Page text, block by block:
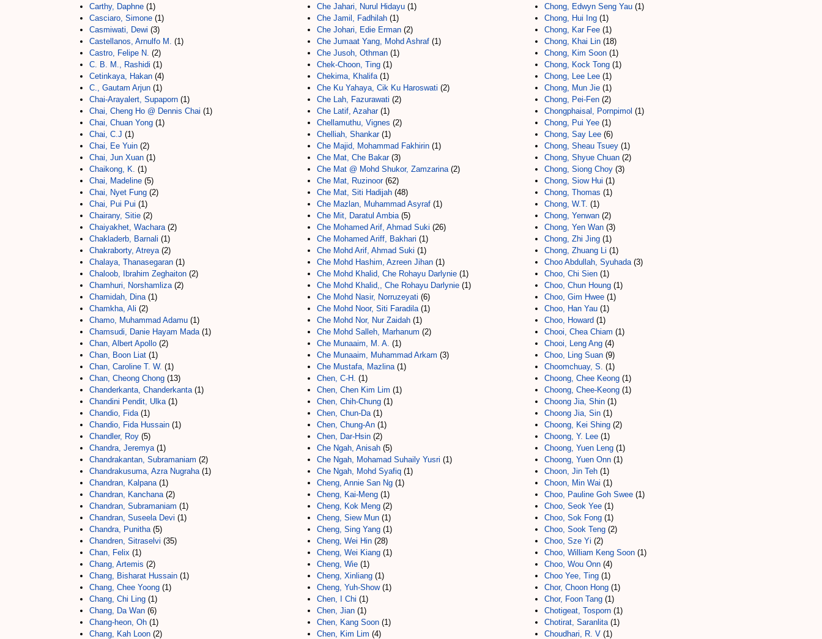
Carthy, Daphne (1)
Casciaro, Simone (1)
Casmiwati, Dewi (3)
Castellanos, Arnulfo M.
(1)
Castro, Felipe N. (2)
C. B. M., Rashidi (1)
Cetinkaya, Hakan (4)
C., Gautam Arjun (1)
Chai-Arayalert, Supaporn (1)
Chai, Cheng Ho @ Dennis Chai (1)
Chai, Chuan Yong (1)
Chai, C.J (1)
Chai, Ee Yuin (2)
Chai, Jun Xuan (1)
Chaikong, K. (1)
Chai, Madeline (5)
Chai, Nyet Fung (2)
Chai, Pui Pui (1)
Chairany, Sitie (2)
Chaiyakhet, Wachara (2)
Chakladerb, Barnali (1)
Chakraborty, Atreya (2)
Chalaya, Thanasegaran (1)
Chaloob, Ibrahim Zeghaiton (2)
Chamhuri, Norshamliza (2)
Chamidah, Dina (1)
Chamkha, Ali (2)
Chamo, Muhammad Adamu (1)
Chamsudi, Danie Hayam Mada (1)
Chan, Albert Apollo (2)
Chan, Boon Liat (1)
Chan, Caroline T. W. (1)
Chan, Cheong Chong (13)
Chanderkanta, Chanderkanta (1)
Chandini Pendit, Ulka (1)
Chandio, Fida (1)
Chandio, Fida Hussain (1)
Chandler, Roy (5)
Chandra, Jeremya (1)
Chandrakantan, Subramaniam (2)
Chandrakusuma, Azra Nugraha (1)
Chandran, Kalpana (1)
Chandran, Kanchana (2)
Chandran, Subramaniam (1)
Chandran, Suseela Devi (1)
Chandra, Punitha (5)
Chandren, Sitraselvi (35)
Chan, Felix (1)
Chang, Artemis (2)
Chang, Bisharat Hussain (1)
Chang, Chee Yoong (1)
Chang, Chi Ling (1)
Chang, Da Wan (6)
Chang-heon, Oh (1)
Chang, Kah Loon (2)
Che Jahari, Nurul Hidayu (1)
Che Jamil, Fadhilah (1)
Che Johari, Edie Erman (2)
Che Jumaat Yang, Mohd Ashraf (1)
Che Jusoh, Othman (1)
Chek-Choon, Ting (1)
Chekima, Khalifa (1)
Che Ku Yahaya, Cik Ku Haroswati (2)
Che Lah, Fazurawati (2)
Che Latif, Azahar(1)
Chellamuthu, Vignes (2)
Chelliah, Shankar(1)
Che Majid, Mohammad Fakhirin (1)
Che Mat, Che Bakar(3)
Che Mat @ Mohd Shukor, Zamzarina (2)
Che Mat, Ruzinoor(62)
Che Mat, Siti Hadijah (48)
Che Mazlan, Muhammad Asyraf (1)
Che Mit, Daratul Ambia (5)
Che Mohamed Arif, Ahmad Suki (26)
Che Mohamed Ariff, Bakhari (1)
Che Mohd Arif, Ahmad Suki (1)
Che Mohd Hashim, Azreen Jihan (1)
Che Mohd Khalid, Che Rohayu Darlynie (1)
Che Mohd Khalid,, Che Rohayu Darlynie (1)
Che Mohd Nasir, Norruzeyati (6)
Che Mohd Noor, Siti Faradila (1)
Che Mohd Nor, Nur Zaidah (1)
Che Mohd Salleh, Marhanum (2)
Che Munaaim, M. A. (1)
Che Munaaim, Muhammad Arkam (3)
Che Mustafa, Mazlina (1)
Chen, C-H. (1)
Chen, Chen Kim Lim (1)
Chen, Chih-Chung (1)
Chen, Chun-Da (1)
Chen, Chung-An (1)
Chen, Dar-Hsin (2)
Che Ngah, Anisah (5)
Che Ngah, Mohamad Suhaily Yusri (1)
Che Ngah, Mohd Syafiq (1)
Cheng, Annie San Ng (1)
Cheng, Kai-Meng (1)
Cheng, Kok Meng (2)
Cheng, Siew Mun (1)
Cheng, Sing Yang (1)
Cheng, Wei Hin (28)
Cheng, Wei Kiang (1)
Cheng, Wie (1)
Cheng, Xinliang (1)
Cheng, Yuh-Show(1)
Chen, I Chi (1)
Chen, Jian (1)
Chen, Kang Soon (1)
Chen, Kim Lim (4)
Chong, Edwyn Seng Yau (1)
Chong, Hui Ing (1)
Chong, Kar Fee (1)
Chong, Khai Lin (18)
Chong, Kim Soon (1)
Chong, Kock Tong (1)
Chong, Lee Lee (1)
Chong, Mun Jie (1)
Chong, Pei-Fen (2)
Chongphaisal, Pornpimol (1)
Chong, Pui Yee (1)
Chong, Say Lee (6)
Chong, Sheau Tsuey (1)
Chong, Shyue Chuan (2)
Chong, Siong Choy (3)
Chong, Siow Hui (1)
Chong, Thomas (1)
Chong, W.T. (1)
Chong, Yenwan (2)
Chong, Yen Wan (3)
Chong, Zhi Jing (1)
Chong, Zhuang Li (1)
Choo Abdullah, Syuhada (3)
Choo, Chi Sien (1)
Choo, Chun Houng (1)
Choo, Gim Hwee (1)
Choo, Han Yau (1)
Choo, Howard (1)
Chooi, Chea Chiam (1)
Chooi, Leng Ang (4)
Choo, Ling Suan (9)
Choomchuay, S. (1)
Choong, Chee Keong (1)
Choong, Chee-Keong (1)
Choong Jia, Shin (1)
Choong Jia, Sin (1)
Choong, Kei Shing (2)
Choong, Y. Lee (1)
Choong, Yuen Leng (1)
Choong, Yuen Onn (1)
Choon, Jin Teh (1)
Choon, Min Wai (1)
Choo, Pauline Goh Swee (1)
Choo, Seok Yee (1)
Choo, Sok Fong (1)
Choo, Sook Teng (2)
Choo, Sze Yi (2)
Choo, William Keng Soon (1)
Choo, Wou Onn (4)
Choo Yee, Ting (1)
Chor, Choon Hong (1)
Chor, Foon Tang (1)
Chotigeat, Tosporn (1)
Chotirat, Saranlita (1)
Choudhari, R. V (1)